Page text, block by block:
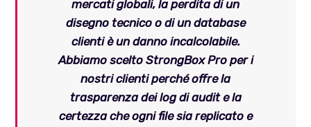
mercati globali, la perdita di un
disegno tecnico o di un database
clienti è un danno incalcolabile.
Abbiamo scelto StrongBox Pro per i
nostri clienti perché offre la
trasparenza dei log di audite la
certezza che ogni file sia replicato e